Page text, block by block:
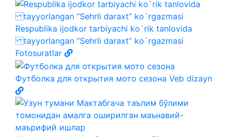
Respublika ijodkor tarbiyachi ko`rik tanlovida
tayyorlangan “Sehrli daraxt” ko`rgazmasi
Fotosuratlar
Футболка для открытия мото сезона Veb dizayn